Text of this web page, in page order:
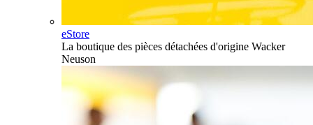
eStore
La boutique des pièces détachées d'origine Wacker
Neuson